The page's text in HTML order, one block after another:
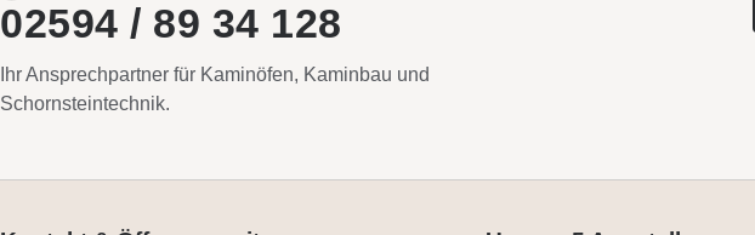
02594 / 89 34 128
Ihr Ansprechpartner für Kaminöfen, Kaminbau und
Schornsteintechnik.